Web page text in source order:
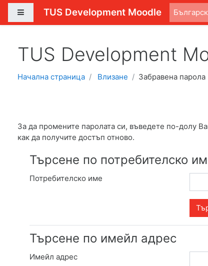
Прескочи на основното съдържание
Страничен панел
TUS Development Moodle
TUS Development
Начална страница Влизане Забравена парола
За да промените паролата си, въведете по-долу
как да получите достъп отново.
Търсене по потребителско
Потребителско име
Търсене по имейл адрес
Имейл адрес